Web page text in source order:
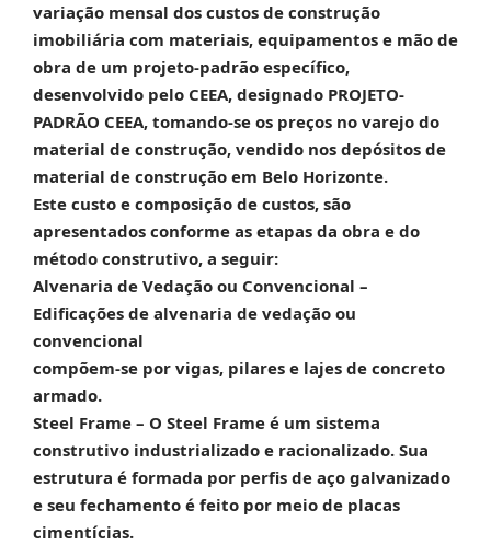
variação mensal dos custos de construção
imobiliária com materiais, equipamentos e mão de
obra de um projeto-padrão específico,
desenvolvido pelo CEEA, designado PROJETO-
PADRÃO CEEA, tomando-se os preços no varejo do
material de construção, vendido nos depósitos de
material de construção em Belo Horizonte.
Este custo e composição de custos, são
apresentados conforme as etapas da obra e do
método construtivo, a seguir:
Alvenaria de Vedação ou Convencional –
Edificações de alvenaria de vedação ou
convencional
compõem-se por vigas, pilares e lajes de concreto
armado.
Steel Frame – O Steel Frame é um sistema
construtivo industrializado e racionalizado. Sua
estrutura é formada por perfis de aço galvanizado
e seu fechamento é feito por meio de placas
cimentícias.